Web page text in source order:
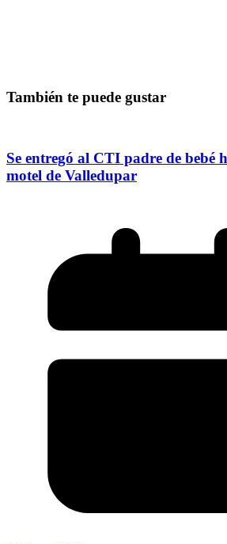
También te puede gustar
Se entregó al CTI padre de bebé
motel de Valledupar